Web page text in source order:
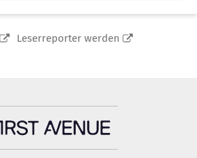
Leserreporter werden